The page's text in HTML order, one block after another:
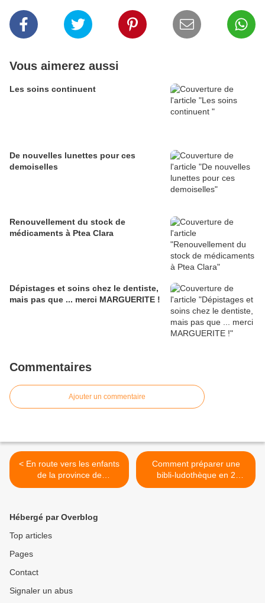
Vous aimerez aussi
Les soins continuent
De nouvelles lunettes pour ces
demoiselles
Renouvellement du stock de
médicaments à Ptea Clara
Dépistages et soins chez le dentiste,
mais pas que ... merci MARGUERITE !
Commentaires
Ajouter un commentaire
< En route vers les enfants
de la province de
Battambang
Comment préparer une
bibli-ludothèque en 2
temps- 3 mouvements ! >
Hébergé par Overblog
Top articles
Pages
Contact
Signaler un abus